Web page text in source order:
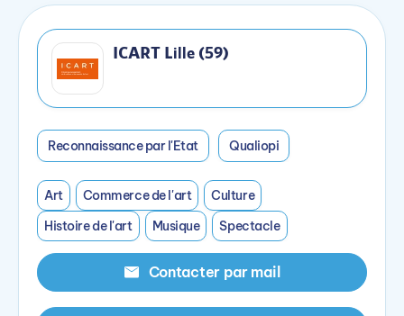
ICART Lille (59)
Reconnaissance par l'Etat Qualiopi
Art Commerce de l'art
Culture
Histoire de l'art
Musique Spectacle
Contacter par mail